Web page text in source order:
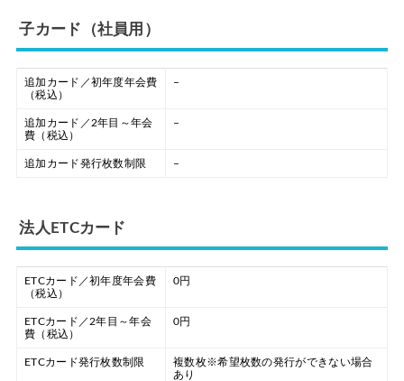
子カード（社員用）
追加カード／初年度年会費
（税込）
–
追加カード／2年目～年会
費（税込）
–
追加カード発行枚数制限 –
法人ETCカード
ETCカード／初年度年会費
（税込）
0円
ETCカード／2年目～年会
費（税込）
0円
ETCカード発行枚数制限
複数枚※希望枚数の発行ができない場合
あり